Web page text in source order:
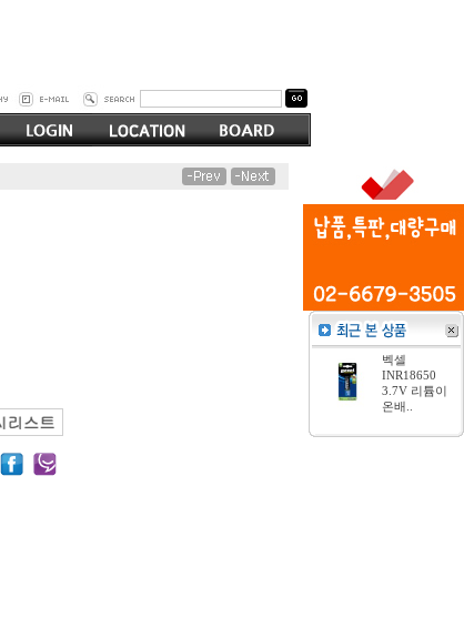
벡셀
INR18650
3.7V 리튬이
온배..